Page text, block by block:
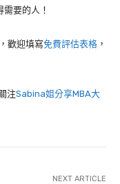
要的人！
歡迎填寫免費評估表格 ，
注Sabina姐分享MBA大
NEXT ARTICLE